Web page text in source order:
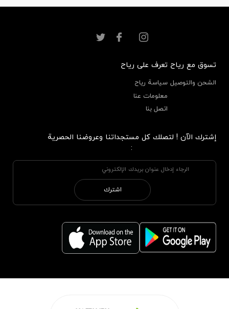
تسوق مع رياح
الشحن والتوصيل
تعرف على رياح
سياسة رياح
معلومات عنا
اتصل بنا
إشترك الآن ! لتصلك كل مستجداتنا وعروضنا الحصرية
:
اشترك